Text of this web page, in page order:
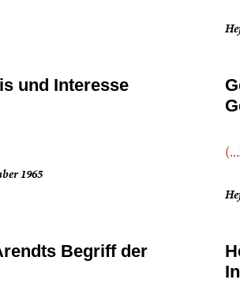
und Interesse
1965
Begriff der